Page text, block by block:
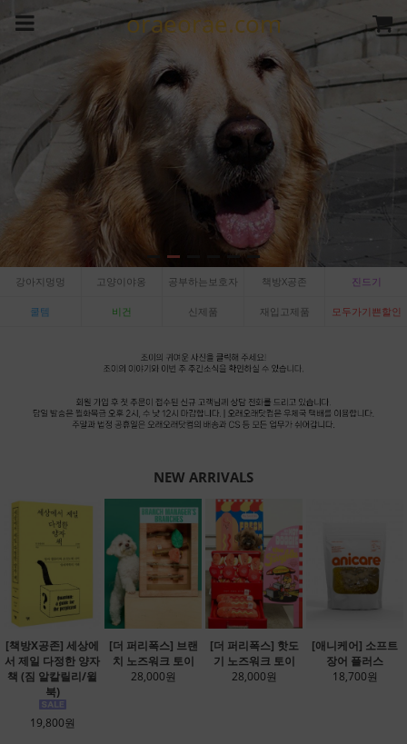
oraeorae.com
강아지멍멍 고양이야옹 공부하는보호자 책방X공존 진드기
쿨템 비건 신제품 재입고제품 모두가기쁜할인
NEW ARRIVALS
[책방X공존] 세상에
서 제일 다정한 양자
책 (짐 알칼릴리/윌
북)
19,800원
[더 퍼리폭스] 브랜
치 노즈워크 토이
28,000원
[더 퍼리폭스] 핫도
기 노즈워크 토이
28,000원
[애니케어] 소프트
장어 플러스
18,700원